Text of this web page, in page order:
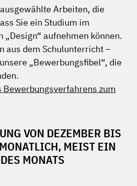
Arbeiten, die
Sie ein Studium im
„Design“ aufnehmen können.
aus dem Schulunterricht –
„Bewerbungsfibel“, die
Bewerbungsverfahrens zum
VON DEZEMBER BIS
MEIST EIN
MONATS